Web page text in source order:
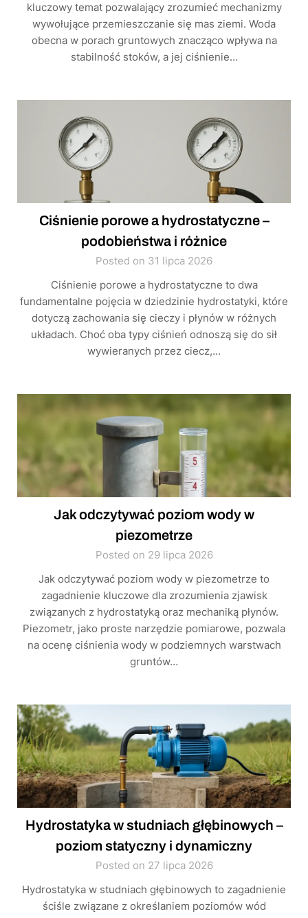
kluczowy temat pozwalający zrozumieć mechanizmy
wywołujące przemieszczanie się mas ziemi. Woda
obecna w porach gruntowych znacząco wpływa na
stabilność stoków, a jej ciśnienie…
Ciśnienie porowe a hydrostatyczne –
podobieństwa i różnice
Posted on 31 lipca 2026
Ciśnienie porowe a hydrostatyczne to dwa
fundamentalne pojęcia w dziedzinie hydrostatyki, które
dotyczą zachowania się cieczy i płynów w różnych
układach. Choć oba typy ciśnień odnoszą się do sił
wywieranych przez ciecz,…
Jak odczytywać poziom wody w
piezometrze
Posted on 29 lipca 2026
Jak odczytywać poziom wody w piezometrze to
zagadnienie kluczowe dla zrozumienia zjawisk
związanych z hydrostatyką oraz mechaniką płynów.
Piezometr, jako proste narzędzie pomiarowe, pozwala
na ocenę ciśnienia wody w podziemnych warstwach
gruntów…
Hydrostatyka w studniach głębinowych –
poziom statyczny i dynamiczny
Posted on 27 lipca 2026
Hydrostatyka w studniach głębinowych to zagadnienie
ściśle związane z określaniem poziomów wód